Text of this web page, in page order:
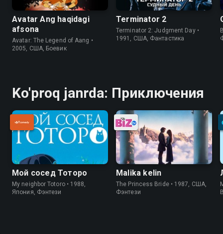
Avatar Ang haqidagi
afsona
Avatar: The Legend of Aang •
2005, США, Боевик
Terminator 2
Terminator 2: Judgment Day •
1991, США, Фантастика
Ko'proq janrda: Приключения
Мой сосед Тоторо
My neighbor Totoro • 1988,
Япония, Фэнтези
Malika kelin
The Princess Bride • 1987, США,
Фэнтези